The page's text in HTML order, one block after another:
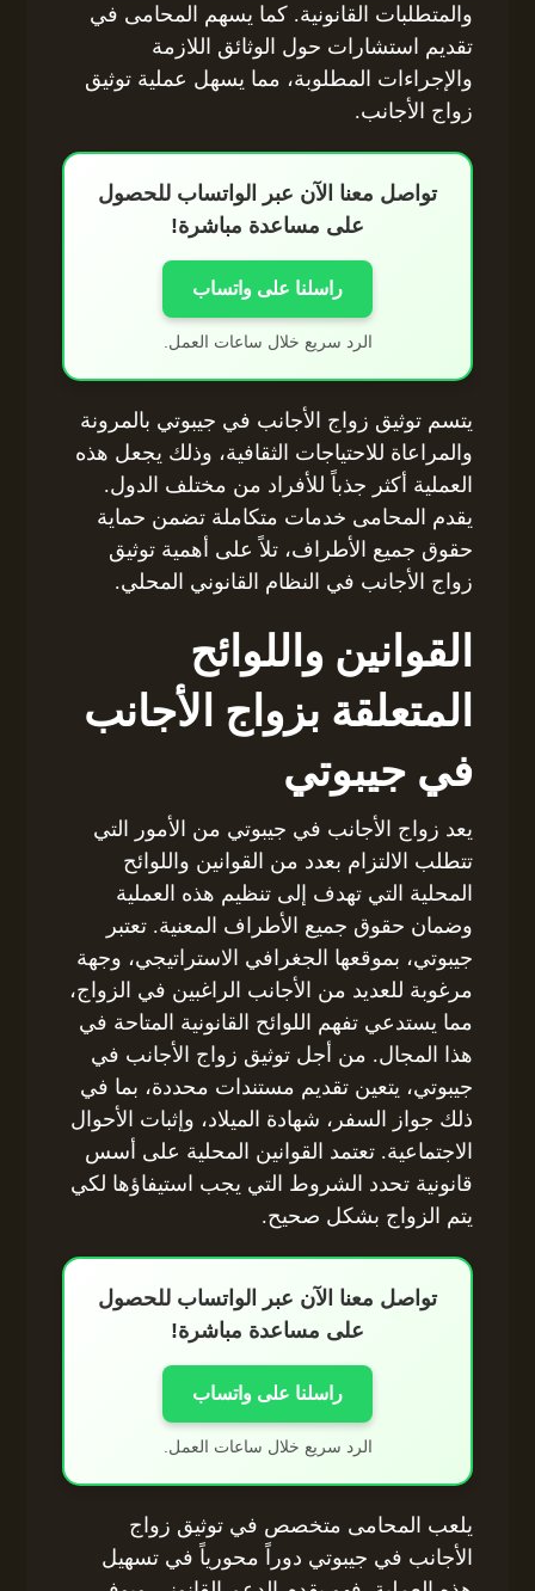
والمتطلبات القانونية. كما يسهم المحامى في
تقديم استشارات حول الوثائق اللازمة
والإجراءات المطلوبة، مما يسهل عملية توثيق
زواج الأجانب.
تواصل معنا الآن عبر الواتساب للحصول
على مساعدة مباشرة!
راسلنا على واتساب
الرد سريع خلال ساعات العمل.
يتسم توثيق زواج الأجانب في جيبوتي بالمرونة
والمراعاة للاحتياجات الثقافية، وذلك يجعل هذه
العملية أكثر جذباً للأفراد من مختلف الدول.
يقدم المحامى خدمات متكاملة تضمن حماية
حقوق جميع الأطراف، تلاً على أهمية توثيق
زواج الأجانب في النظام القانوني المحلي.
القوانين واللوائح
المتعلقة بزواج الأجانب
في جيبوتي
يعد زواج الأجانب في جيبوتي من الأمور التي
تتطلب الالتزام بعدد من القوانين واللوائح
المحلية التي تهدف إلى تنظيم هذه العملية
وضمان حقوق جميع الأطراف المعنية. تعتبر
جيبوتي، بموقعها الجغرافي الاستراتيجي، وجهة
مرغوبة للعديد من الأجانب الراغبين في الزواج،
مما يستدعي تفهم اللوائح القانونية المتاحة في
هذا المجال. من أجل توثيق زواج الأجانب في
جيبوتي، يتعين تقديم مستندات محددة، بما في
ذلك جواز السفر، شهادة الميلاد، وإثبات الأحوال
الاجتماعية. تعتمد القوانين المحلية على أسس
قانونية تحدد الشروط التي يجب استيفاؤها لكي
يتم الزواج بشكل صحيح.
تواصل معنا الآن عبر الواتساب للحصول
على مساعدة مباشرة!
راسلنا على واتساب
الرد سريع خلال ساعات العمل.
يلعب المحامى متخصص في توثيق زواج
الأجانب في جيبوتي دوراً محورياً في تسهيل